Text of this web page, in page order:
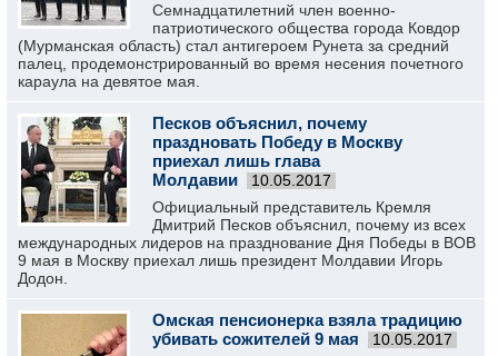
Семнадцатилетний член военно-
патриотического общества города Ковдор
(Мурманская область) стал антигероем Рунета за средний
палец, продемонстрированный во время несения почетного
караула на девятое мая.
Песков объяснил, почему
праздновать Победу в Москву
приехал лишь глава
Молдавии
10.05.2017
Официальный представитель Кремля
Дмитрий Песков объяснил, почему из всех
международных лидеров на празднование Дня Победы в ВОВ
9 мая в Москву приехал лишь президент Молдавии Игорь
Додон.
Омская пенсионерка взяла традицию
убивать сожителей 9 мая
10.05.2017